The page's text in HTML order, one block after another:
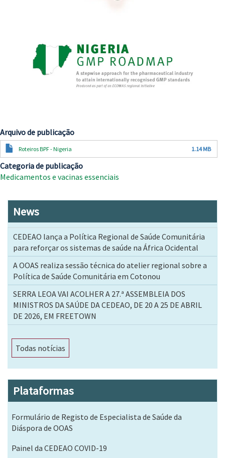
Arquivo de publicação
Documento
Roteiros BPF - Nigeria 1.14 MB
Categoria de publicação
Medicamentos e vacinas essenciais
News
CEDEAO lança a Política Regional de Saúde Comunitária
para reforçar os sistemas de saúde na África Ocidental
A OOAS realiza sessão técnica do atelier regional sobre a
Política de Saúde Comunitária em Cotonou
SERRA LEOA VAI ACOLHER A 27.ª ASSEMBLEIA DOS
MINISTROS DA SAÚDE DA CEDEAO, DE 20 A 25 DE ABRIL
DE 2026, EM FREETOWN
Todas notícias
Plataformas
Formulário de Registo de Especialista de Saúde da
Diáspora de OOAS
Painel da CEDEAO COVID-19